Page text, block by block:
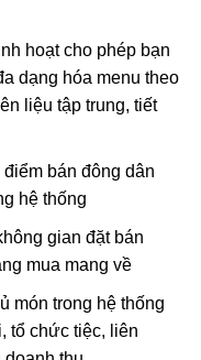
hoạt cho phép bạn
dạng hóa menu theo
liệu tập trung, tiết
bán đông dân
hệ thống
gian đặt bán
mua mang về
món trong hệ thống
tổ chức tiệc, liên